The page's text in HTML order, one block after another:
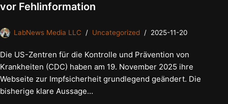
vor Fehlinformation
LabNews Media LLC Uncategorized 2025-11-20
Die US-Zentren für die Kontrolle und Prävention von
Krankheiten (CDC) haben am 19. November 2025 ihre
Webseite zur Impfsicherheit grundlegend geändert. Die
bisherige klare Aussage…